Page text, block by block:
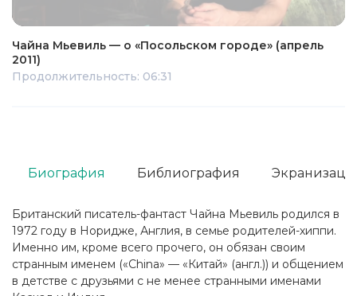
Чайна Мьевиль — о «Посольском городе» (апрель
2011)
Продолжительность: 06:31
Британский писатель-фантаст Чайна Мьевиль родился в
1972 году в Норидже, Англия, в семье родителей-хиппи.
Именно им, кроме всего прочего, он обязан своим
странным именем («China» — «Китай» (англ.)) и общением
в детстве с друзьями с не менее странными именами
Биография Библиография